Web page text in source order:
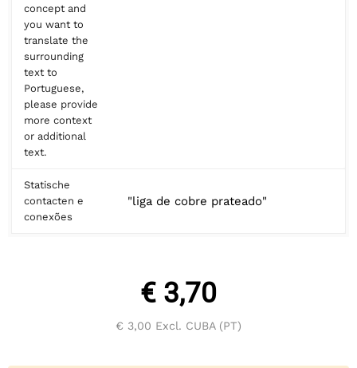
concept and
you want to
translate the
surrounding
text to
Portuguese,
please provide
more context
or additional
text.
Statische
contacten e
conexões
"liga de cobre prateado"
€ 3,70
€ 3,00 Excl. CUBA (PT)